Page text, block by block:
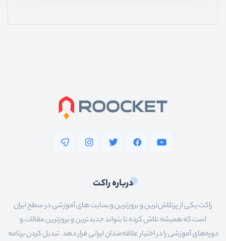
درباره راکت
راکت یکی از پرتلاش‌ترین و بروزترین وبسایت های آموزشی در سطح ایران
است که همیشه تلاش کرده تا بتواند جدیدترین و بروزترین مقالات و
دوره‌های آموزشی را در اختیار علاقه‌مندان ایرانی قرار دهد. تبدیل کردن برنامه